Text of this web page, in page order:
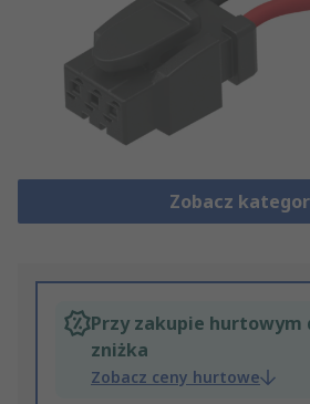
Zobacz
Przy zakupie hurtowym
zniżka
Zobacz ceny hurtowe